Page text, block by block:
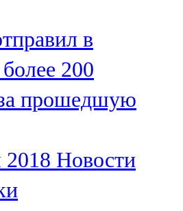
в
200
прошедшую
2018 Новости